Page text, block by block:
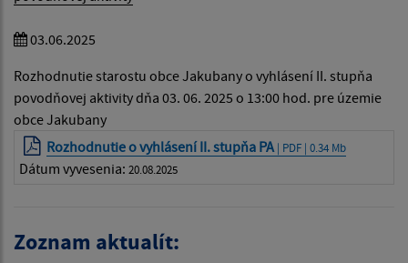
03.06.2025
Rozhodnutie starostu obce Jakubany o vyhlásení II. stupňa
povodňovej aktivity dňa 03. 06. 2025 o 13:00 hod. pre územie
obce Jakubany
Rozhodnutie o vyhlásení II. stupňa PA | PDF | 0.34 Mb
Dátum vyvesenia: 20.08.2025
Zoznam aktualít: